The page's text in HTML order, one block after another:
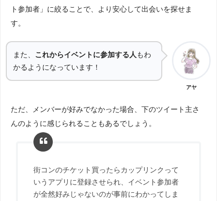
ト参加者」に絞ることで、より安心して出会いを探せま
す。
また、 これからイベントに参加する人 もわ
かるようになっています！
アヤ
ただ、メンバーが好みでなかった場合、下のツイート主さ
んのように感じられることもあるでしょう。
街コンのチケット買ったらカップリンクって
いうアプリに登録させられ、イベント参加者
が全然好みじゃないのが事前にわかってしま